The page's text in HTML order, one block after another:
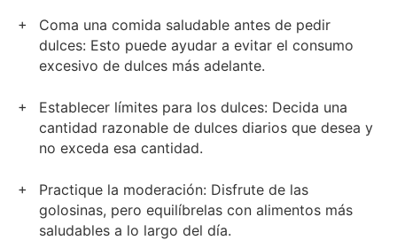
Coma una comida saludable antes de pedir
dulces: Esto puede ayudar a evitar el consumo
excesivo de dulces más adelante.
Establecer límites para los dulces: Decida una
cantidad razonable de dulces diarios que desea y
no exceda esa cantidad.
Practique la moderación: Disfrute de las
golosinas, pero equilíbrelas con alimentos más
saludables a lo largo del día.